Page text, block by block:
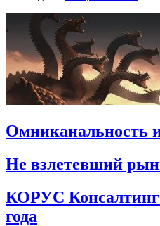
Омниканальность
Не взлетевший
КОРУС
года